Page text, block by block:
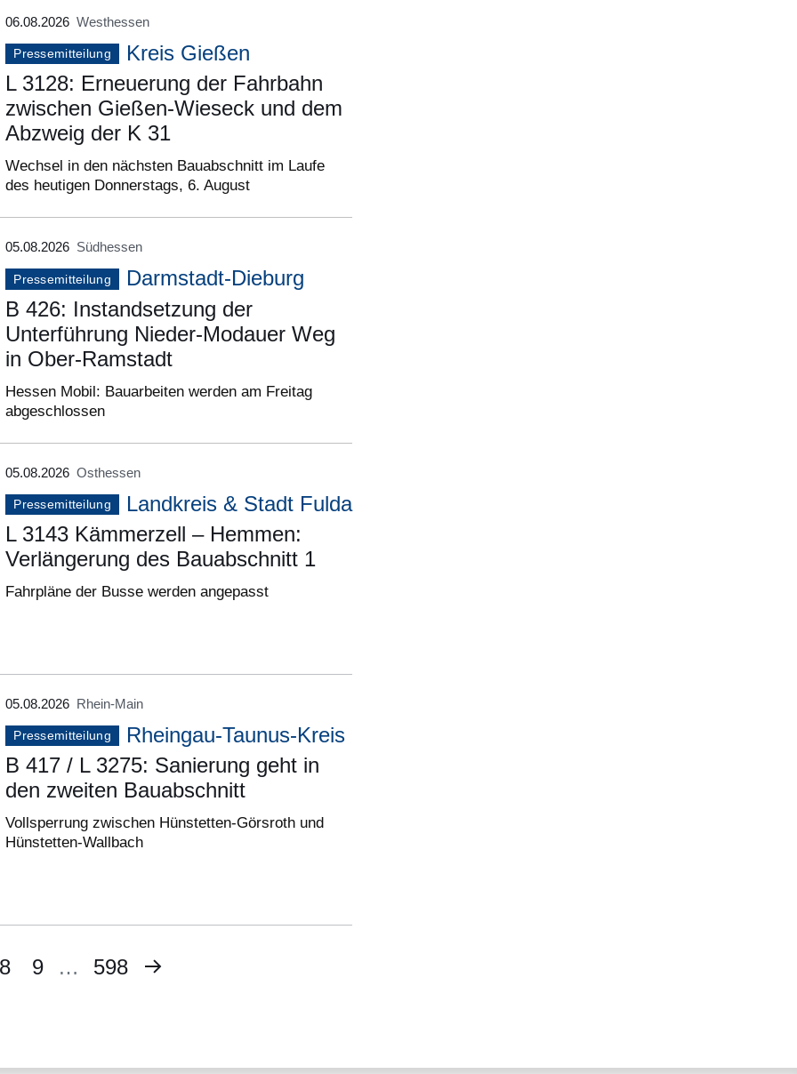
06.08.2026 Westhessen
Pressemitteilung
Kreis Gießen
L 3128: Erneuerung der Fahrbahn
zwischen Gießen-Wieseck und dem
Abzweig der K 31
Wechsel in den nächsten Bauabschnitt im Laufe
des heutigen Donnerstags, 6. August
05.08.2026 Südhessen
Pressemitteilung
Darmstadt-Dieburg
B 426: Instandsetzung der
Unterführung Nieder-Modauer Weg
in Ober-Ramstadt
Hessen Mobil: Bauarbeiten werden am Freitag
abgeschlossen
05.08.2026 Osthessen
Pressemitteilung
Landkreis & Stadt Fulda
L 3143 Kämmerzell – Hemmen:
Verlängerung des Bauabschnitt 1
Fahrpläne der Busse werden angepasst
05.08.2026 Rhein-Main
Pressemitteilung
Rheingau-Taunus-Kreis
B 417 / L 3275: Sanierung geht in
den zweiten Bauabschnitt
Vollsperrung zwischen Hünstetten-Görsroth und
Hünstetten-Wallbach
Seite
8 Seite
9 …
Letzte
598
Nächste